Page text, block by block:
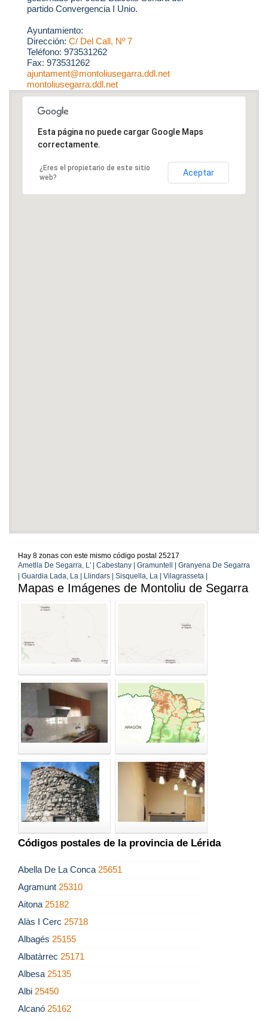
partido Convergencia I Unio.
Ayuntamiento:
Dirección: C/ Del Call, Nº 7
Teléfono: 973531262
Fax: 973531262
ajuntament@montoliusegarra.ddl.net
montoliusegarra.ddl.net
Esta página no puede cargar Google Maps
correctamente.
¿Eres el propietario de este sitio
web?
Aceptar
Hay 8 zonas con este mismo código postal 25217
Ametlla De Segarra, L' | Cabestany | Gramuntell | Granyena De Segarra
| Guardia Lada, La | Llindars | Sisquella, La | Vilagrasseta |
Mapas e Imágenes de Montoliu de Segarra
Códigos postales de la provincia de Lérida
Abella De La Conca 25651
Agramunt 25310
Aitona 25182
Alàs I Cerc 25718
Albagés 25155
Albatàrrec 25171
Albesa 25135
Albi 25450
Alcanó 25162